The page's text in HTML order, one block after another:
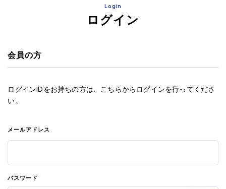
Login
ログイン
会員の方
ログインIDをお持ちの方は、こちらからログインを行ってくださ
い。
メールアドレス
パスワード